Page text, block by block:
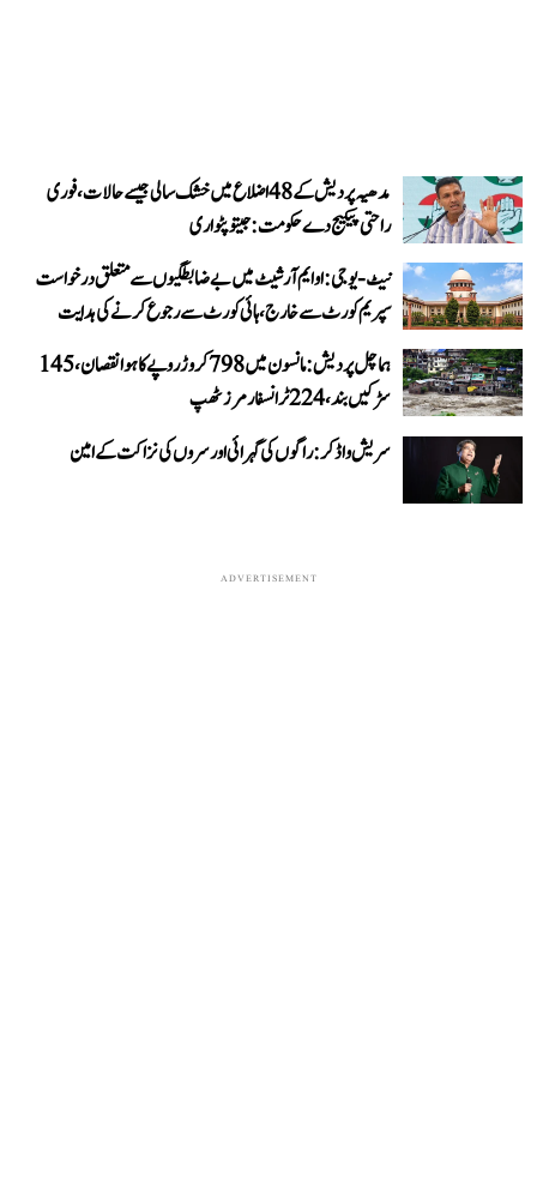
مدھیہ پردیش کے 48 اضلاع میں خشک سالی جیسے حالات، فوری
راحتی پیکیج دے حکومت: جیتو پٹواری
نیٹ-یو جی: او ایم آر شیٹ میں بے ضابطگیوں سے متعلق درخواست
سپریم کورٹ سے خارج، ہائی کورٹ سے رجوع کرنے کی ہدایت
ہماچل پردیش: مانسون میں 798 کروڑ روپے کا ہوا نقصان، 145
سڑکیں بند، 224 ٹرانسفارمرز ٹھپ
سریش واڈکر: راگوں کی گہرائی اور سروں کی نزاکت کے امین
ADVERTISEMENT